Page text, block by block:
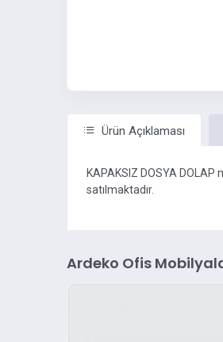
Ürün Açıklaması
KAPAKSIZ DOSYA
satılmaktadır.
Ardeko Ofis